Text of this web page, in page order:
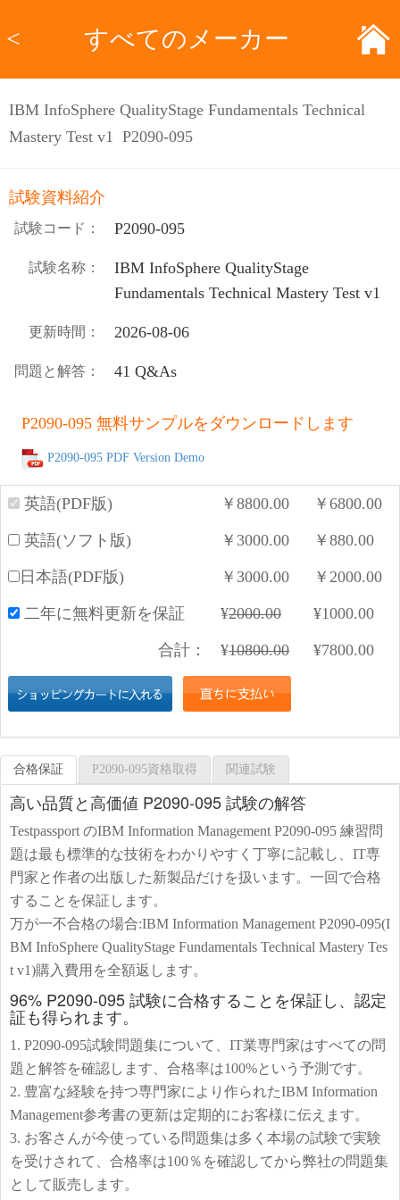
< すべてのメーカー
IBM InfoSphere QualityStage Fundamentals Technical
Mastery Test v1 P2090-095
試験資料紹介
試験コード： P2090-095
試験名称：
IBM InfoSphere QualityStage
Fundamentals Technical Mastery Test v1
更新時間： 2026-08-06
問題と解答： 41 Q&As
P2090-095 無料サンプルをダウンロードします
P2090-095 PDF Version Demo
英語(PDF版) ￥ 8800.00 ￥ 6800.00
英語(ソフト版) ￥ 3000.00 ￥ 880.00
日本語(PDF版) ￥ 3000.00 ￥ 2000.00
二年に無料更新を保証 ¥2000.00 ¥1000.00
合計： ¥10800.00 ¥7800.00
合格保証 P2090-095資格取得 関連試験
高い品質と高価値 P2090-095 試験の解答
Testpassport のIBM Information Management P2090-095 練習問
題は最も標準的な技術をわかりやすく丁寧に記載し、IT専
門家と作者の出版した新製品だけを扱います。一回で合格
することを保証します。
万が一不合格の場合:IBM Information Management P2090-095(I
BM InfoSphere QualityStage Fundamentals Technical Mastery Tes
t v1)購入費用を全額返します。
96% P2090-095 試験に合格することを保証し、認定
証も得られます。
1. P2090-095試験問題集について、IT業専門家はすべての問
題と解答を確認します、合格率は100%という予測です。
2. 豊富な経験を持つ専門家により作られたIBM Information
Management参考書の更新は定期的にお客様に伝えます。
3. お客さんが今使っている問題集は多く本場の試験で実験
を受けされて、合格率は100％を確認してから弊社の問題集
として販売します。